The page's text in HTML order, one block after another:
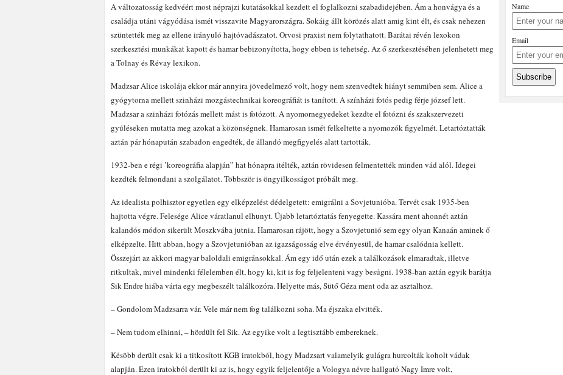
A változatosság kedvéért most néprajzi kutatásokkal kezdett el foglalkozni szabadidejében. Ám a honvágya és a
családja utáni vágyódása ismét visszavite Magyarországra. Sokáig állt körözés alatt amig kint élt, és csak nehezen
szüntették meg az ellene irányuló hajtóvadászatot. Orvosi praxist nem folytathatott. Barátai révén lexokon
szerkesztési munkákat kapott és hamar bebizonyította, hogy ebben is tehetség. Az ő szerkesztésében jelenhetett meg
a Tolnay és Révay lexikon.
Madzsar Alice iskolája ekkor már annyira jövedelmező volt, hogy nem szenvedtek hiányt semmiben sem. Alice a
gyógytorna mellett szinházi mozgástechnikai koreográfiát is tanított. A színházi fotós pedig férje józsef lett.
Madzsar a szinházi fotózás mellett mást is fotózott. A nyomornegyedeket kezdte el fotózni és szakszervezeti
gyúléseken mutatta meg azokat a közönségnek. Hamarosan ismét felkeltette a nyomozók figyelmét. Letartóztatták
aztán pár hónapután szabadon engedték, de állandó megfigyelés alatt tartották.
1932-ben e régi ’koreográfia alapján” hat hónapra itélték, aztán rövidesen felmentették minden vád alól. Idegei
kezdték felmondani a szolgálatot. Többször is öngyilkosságot próbált meg.
Az idealista polhisztor egyetlen egy elképzelést dédelgetett: emigrálni a Sovjetunióba. Tervét csak 1935-ben
hajtotta végre. Felesége Alice váratlanul elhunyt. Újabb letartóztatás fenyegette. Kassára ment ahonnét aztán
kalandós módon sikerült Moszkvába jutnia. Hamarosan rájött, hogy a Szovjetunió sem egy olyan Kanaán aminek ő
elképzelte. Hitt abban, hogy a Szovjetunióban az igazságosság elve érvényesül, de hamar csalódnia kellett.
Összejárt az akkori magyar baloldali emigránsokkal. Ám egy idő után ezek a találkozások elmaradtak, illetve
ritkultak, mivel mindenki félelemben élt, hogy ki, kit is fog feljelenteni vagy besúgni. 1938-ban aztán egyik barátja
Sik Endre hiába várta egy megbeszélt találkozóra. Helyette más, Sütő Géza ment oda az asztalhoz.
– Gondolom Madzsarra vár. Vele már nem fog találkozni soha. Ma éjszaka elvitték.
– Nem tudom elhinni, – hördült fel Sik. Az egyike volt a legtisztább embereknek.
Késöbb derült csak ki a titkosított KGB iratokból, hogy Madzsart valamelyik gulágra hurcolták koholt vádak
alapján. Ezen iratokból derült ki az is, hogy egyik feljelentője a Vologya névre hallgató Nagy Imre volt,
Name
Email